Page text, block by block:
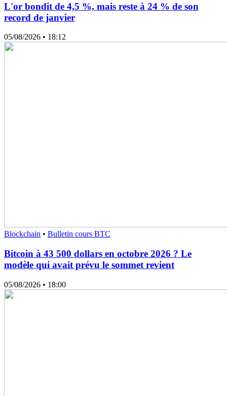
L'or bondit de 4,5 %, mais reste à 24 % de son
record de janvier
05/08/2026 • 18:12
Blockchain • Bulletin cours BTC
Bitcoin à 43 500 dollars en octobre 2026 ? Le
modèle qui avait prévu le sommet revient
05/08/2026 • 18:00